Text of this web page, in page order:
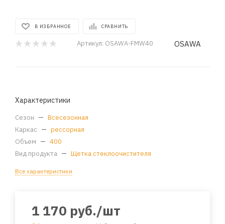
В ИЗБРАННОЕ СРАВНИТЬ
Артикул: OSAWA-FMW40 OSAWA
Характеристики
Сезон — Всесезонная
Каркас — рессорная
Объем — 400
Вид продукта — Щетка стеклоочистителя
Все характеристики
1 170 руб./шт